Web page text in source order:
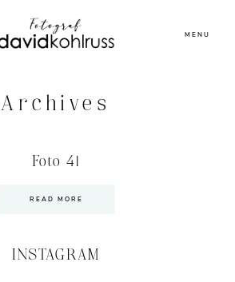
MENU
Archives
Foto 41
READ MORE
INSTAGRAM